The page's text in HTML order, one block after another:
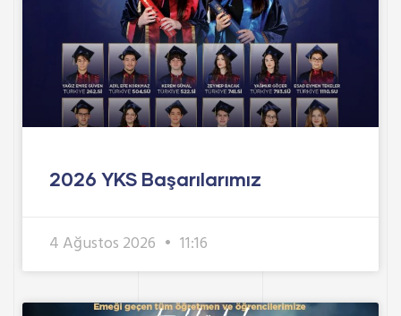
2026 YKS Başarılarımız
4 Ağustos 2026 11:16